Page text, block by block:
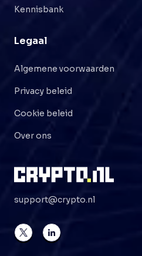
Kennisbank
Legaal
Algemene voorwaarden
Privacy beleid
Cookie beleid
Over ons
support@crypto.nl